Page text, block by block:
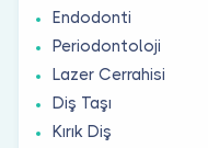
Endodonti
Periodontoloji
Lazer Cerrahisi
Diş Taşı
Kırık Diş